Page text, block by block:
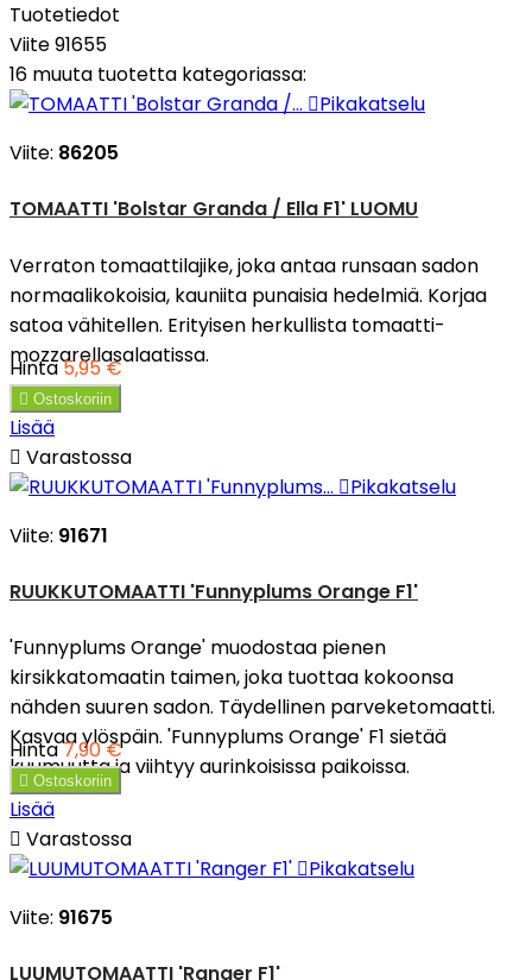
Tuotetiedot
Viite91655
16 muuta tuotetta kategoriassa:
Pikakatselu
Viite: 86205
TOMAATTI 'Bolstar Granda / Ella F1' LUOMU
Verraton tomaattilajike, joka antaa runsaan sadon
normaalikokoisia, kauniita punaisia hedelmiä. Korjaa
satoa vähitellen. Erityisen herkullista tomaatti-
mozzarellasalaatissa.
Hinta5,95 €
 Ostoskoriin
Lisää
 Varastossa
Pikakatselu
Viite: 91671
RUUKKUTOMAATTI 'Funnyplums Orange F1'
'Funnyplums Orange' muodostaa pienen
kirsikkatomaatin taimen, joka tuottaa kokoonsa
nähden suuren sadon. Täydellinen parveketomaatti.
Kasvaa ylöspäin. 'Funnyplums Orange' F1 sietää
kuumuutta ja viihtyy aurinkoisissa paikoissa.
Hinta7,90 €
 Ostoskoriin
Lisää
 Varastossa
Pikakatselu
Viite: 91675
LUUMUTOMAATTI 'Ranger F1'